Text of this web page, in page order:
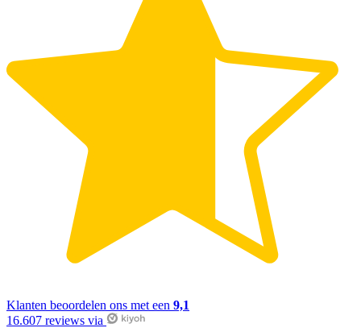
Klanten beoordelen ons met een 9,1
16.607 reviews via